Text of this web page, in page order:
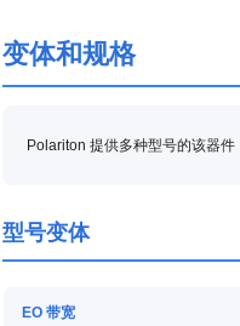
变体和规格
Polariton 提供多种型号的该器
型号变体
EO 带宽